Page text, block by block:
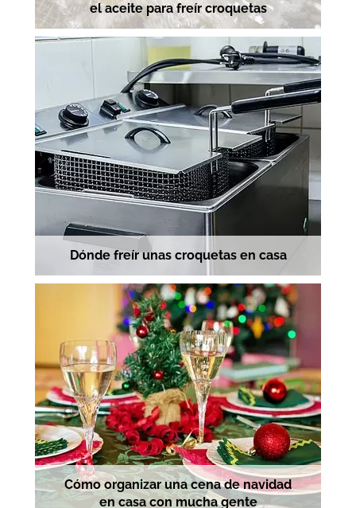
el aceite para freír croquetas
Dónde freír unas croquetas en casa
Cómo organizar una cena de navidad
en casa con mucha gente